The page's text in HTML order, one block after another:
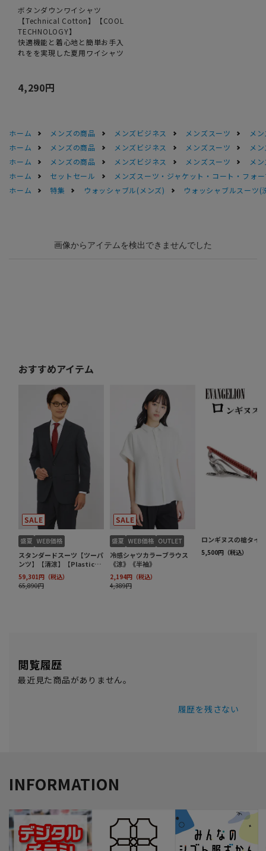
ボタンダウンワイシャツ
【Technical Cotton】【COOL
TECHNOLOGY】
快適機能と着心地と簡単お手入
れをを実現した夏用ワイシャツ
4,290円
ホーム メンズの商品 メンズビジネス メンズスーツ
メ
ホーム
メンズの商品 メンズビジネス メンズスーツ
メ
ホーム
メンズの商品 メンズビジネス メンズスーツ
メ
ホーム
セットセール
メンズスーツ・ジャケット・コート・フォ
ホーム
特集 ウォッシャブル(メンズ) ウォッシャブルスーツ(
閲覧履歴
最近見た商品がありません。
履歴を残さない
INFORMATION